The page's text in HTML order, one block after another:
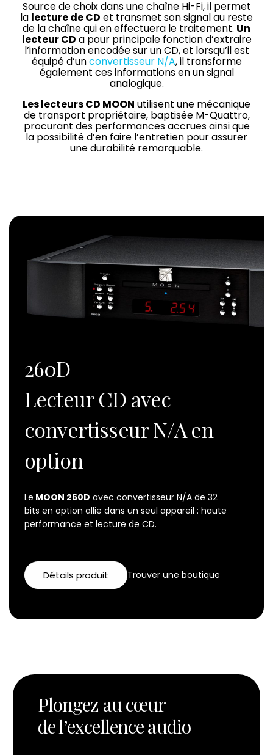
Source de choix dans une chaîne Hi-Fi, il permet
la lecture de CD et transmet son signal au reste
de la chaîne qui en effectuera le traitement. Un
lecteur CD a pour principale fonction d’extraire
l’information encodée sur un CD, et lorsqu’il est
équipé d’unconvertisseur N/A, il transforme
également ces informations en un signal
analogique.
Les lecteurs CD MOON utilisent une mécanique
de transport propriétaire, baptisée M-Quattro,
procurant des performances accrues ainsi que
la possibilité d’en faire l’entretien pour assurer
une durabilité remarquable.
260D
Lecteur CD avec
convertisseur N/A en
option
Le MOON 260D avec convertisseur N/A de 32
bits en option allie dans un seul appareil : haute
performance et lecture de CD.
Détails produit Trouver une boutique
Plongez au cœur
de l’excellence audio
Assistance
Nous
joindre
Nouvelles
Trouver